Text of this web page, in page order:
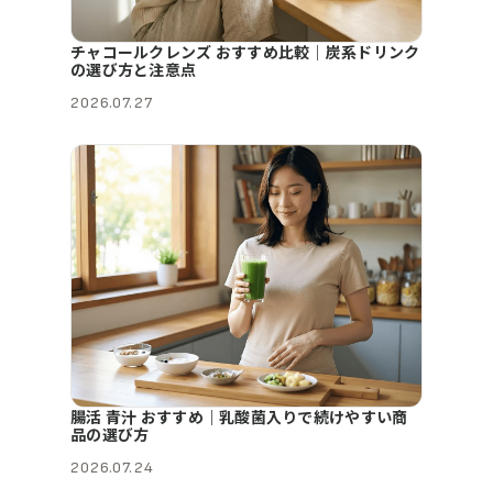
チャコールクレンズ おすすめ比較｜炭系ドリンク
の選び方と注意点
2026.07.27
腸活 青汁 おすすめ｜乳酸菌入りで続けやすい商
品の選び方
2026.07.24